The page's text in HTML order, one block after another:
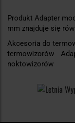
Produkt Adapter
mm znajduje się
Akcesoria do
termowizorów
noktowizorów